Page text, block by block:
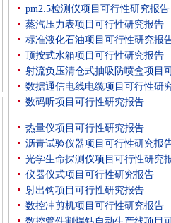
pm2.5检测仪项目可行性研究报告
蒸汽压力表项目可行性研究报告
标准液化石油项目可行性研究报
顶按式水箱项目可行性研究报告
射流负压清仓式抽吸防喷盒项目
数据通信电线电缆项目可行性研
数码听项目可行性研究报告
热量仪项目可行性研究报告
沥青试验仪器项目可行性研究报
光学生命探测仪项目可行性研究
仪器仪式项目可行性研究报告
射出钩项目可行性研究报告
数控冲剪机项目可行性研究报告